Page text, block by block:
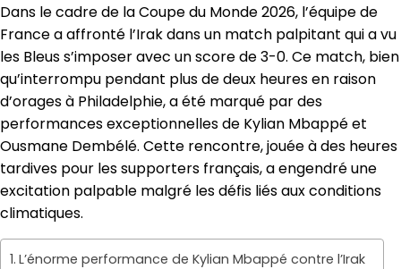
Dans le cadre de la Coupe du Monde 2026, l’équipe de
France a affronté l’Irak dans un match palpitant qui a vu
les Bleus s’imposer avec un score de 3-0. Ce match, bien
qu’interrompu pendant plus de deux heures en raison
d’orages à Philadelphie, a été marqué par des
performances exceptionnelles de Kylian Mbappé et
Ousmane Dembélé. Cette rencontre, jouée à des heures
tardives pour les supporters français, a engendré une
excitation palpable malgré les défis liés aux conditions
climatiques.
L’énorme performance de Kylian Mbappé contre l’Irak